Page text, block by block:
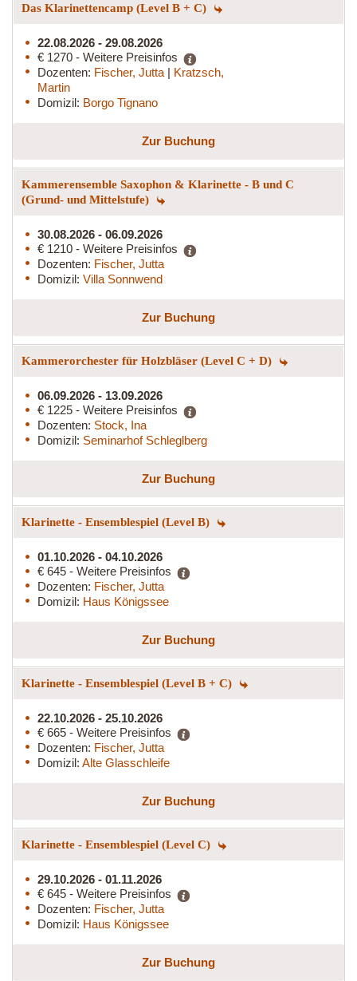
Das Klarinettencamp (Level B + C)
22.08.2026 - 29.08.2026
€ 1270 - Weitere Preisinfos
Dozenten: Fischer, Jutta | Kratzsch,
Martin
Domizil: Borgo Tignano
Zur Buchung
Kammerensemble Saxophon & Klarinette - B und C
(Grund- und Mittelstufe)
30.08.2026 - 06.09.2026
€ 1210 - Weitere Preisinfos
Dozenten: Fischer, Jutta
Domizil: Villa Sonnwend
Zur Buchung
Kammerorchester für Holzbläser (Level C + D)
06.09.2026 - 13.09.2026
€ 1225 - Weitere Preisinfos
Dozenten: Stock, Ina
Domizil: Seminarhof Schleglberg
Zur Buchung
Klarinette - Ensemblespiel (Level B)
01.10.2026 - 04.10.2026
€ 645 - Weitere Preisinfos
Dozenten: Fischer, Jutta
Domizil: Haus Königssee
Zur Buchung
Klarinette - Ensemblespiel (Level B + C)
22.10.2026 - 25.10.2026
€ 665 - Weitere Preisinfos
Dozenten: Fischer, Jutta
Domizil: Alte Glasschleife
Zur Buchung
Klarinette - Ensemblespiel (Level C)
29.10.2026 - 01.11.2026
€ 645 - Weitere Preisinfos
Dozenten: Fischer, Jutta
Domizil: Haus Königssee
Zur Buchung